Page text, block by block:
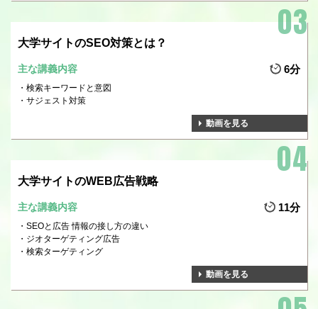
大学サイトのSEO対策とは？
主な講義内容 6分
検索キーワードと意図
サジェスト対策
動画を見る
大学サイトのWEB広告戦略
主な講義内容 11分
SEOと広告 情報の接し方の違い
ジオターゲティング広告
検索ターゲティング
動画を見る